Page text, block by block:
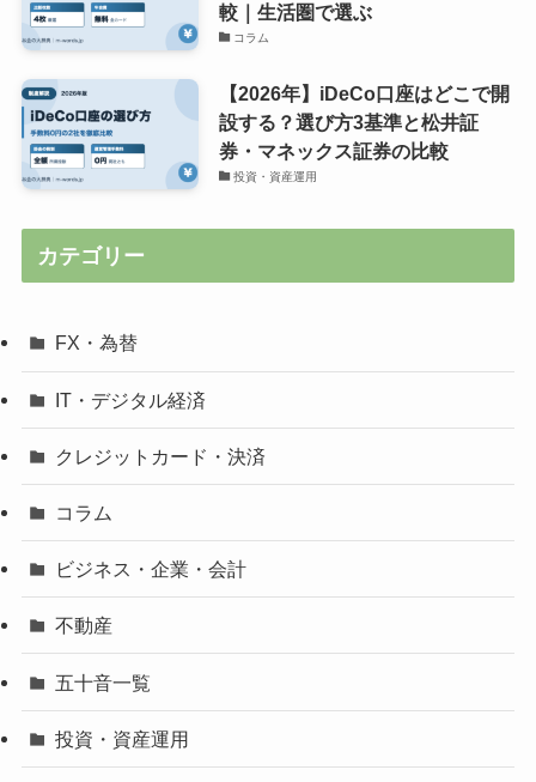
較｜生活圏で選ぶ
コラム
【2026年】iDeCo口座はどこで開
設する？選び方3基準と松井証
券・マネックス証券の比較
投資・資産運用
カテゴリー
FX・為替
IT・デジタル経済
クレジットカード・決済
コラム
ビジネス・企業・会計
不動産
五十音一覧
投資・資産運用